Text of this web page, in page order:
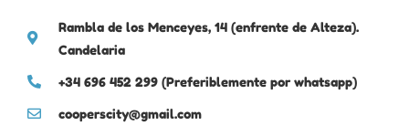
Rambla de los Menceyes, 14 (enfrente de Alteza).
Candelaria
+34 696 452 299 (Preferiblemente por whatsapp)
cooperscity@gmail.com